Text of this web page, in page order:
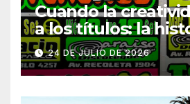
Cuando la
a los títulos: la
Armani
24 DE JULIO DE 2026